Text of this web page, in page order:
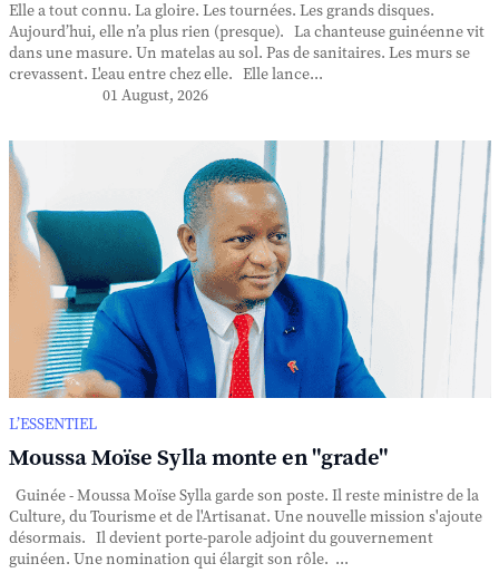
Elle a tout connu. La gloire. Les tournées. Les grands disques.
Aujourd’hui, elle n’a plus rien (presque). La chanteuse guinéenne vit
dans une masure. Un matelas au sol. Pas de sanitaires. Les murs se
crevassent. L'eau entre chez elle. Elle lance...
01 August, 2026
L’ESSENTIEL
Moussa Moïse Sylla monte en "grade"
Guinée - Moussa Moïse Sylla garde son poste. Il reste ministre de la
Culture, du Tourisme et de l'Artisanat. Une nouvelle mission s'ajoute
désormais. Il devient porte-parole adjoint du gouvernement
guinéen. Une nomination qui élargit son rôle. ...